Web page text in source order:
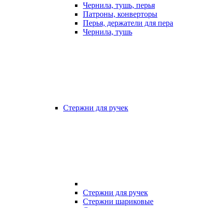
Чернила, тушь, перья
Патроны, конверторы
Перья, держатели для пера
Чернила, тушь
Стержни для ручек
Стержни для ручек
Стержни шариковые